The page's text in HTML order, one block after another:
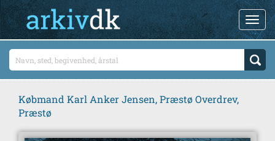
Købmand Karl Anker Jensen, Præstø Overdrev,
Præstø